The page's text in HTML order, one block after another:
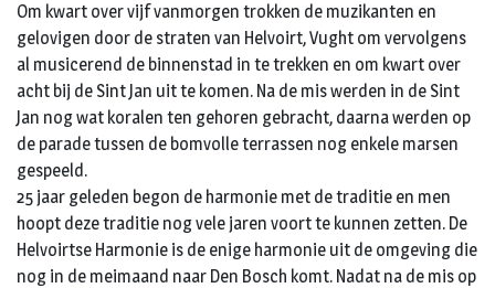
Om kwart over vijf vanmorgen trokken de muzikanten en
gelovigen door de straten van Helvoirt, Vught om vervolgens
al musicerend de binnenstad in te trekken en om kwart over
acht bij de Sint Jan uit te komen. Na de mis werden in de Sint
Jan nog wat koralen ten gehoren gebracht, daarna werden op
de parade tussen de bomvolle terrassen nog enkele marsen
gespeeld.
25 jaar geleden begon de harmonie met de traditie en men
hoopt deze traditie nog vele jaren voort te kunnen zetten. De
Helvoirtse Harmonie is de enige harmonie uit de omgeving die
nog in de meimaand naar Den Bosch komt. Nadat na de mis op